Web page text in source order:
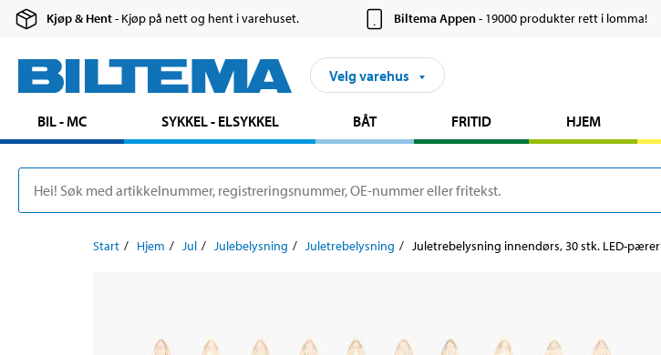
Kjøp & Hent- Kjøp på nett og hent i varehuset. Biltema Appen- 19000 produkter rett i lomma!
Velg varehus
BIL - MC SYKKEL - ELSYKKEL BÅT FRITID HJEM
Start Hjem Jul Julebelysning Juletrebelysning Juletrebelysning innendørs, 30 stk. LED-pærer